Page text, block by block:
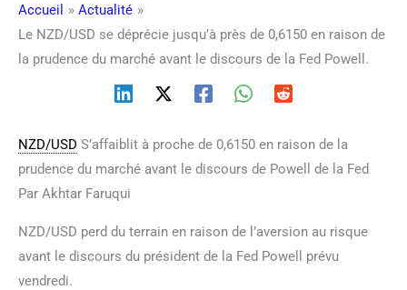
Accueil
Actualité
Le NZD/USD se déprécie jusqu’à près de 0,6150 en raison de
la prudence du marché avant le discours de la Fed Powell.
NZD/USD S’affaiblit à proche de 0,6150 en raison de la
prudence du marché avant le discours de Powell de la Fed
Par Akhtar Faruqui
NZD/USD perd du terrain en raison de l’aversion au risque
avant le discours du président de la Fed Powell prévu
vendredi.